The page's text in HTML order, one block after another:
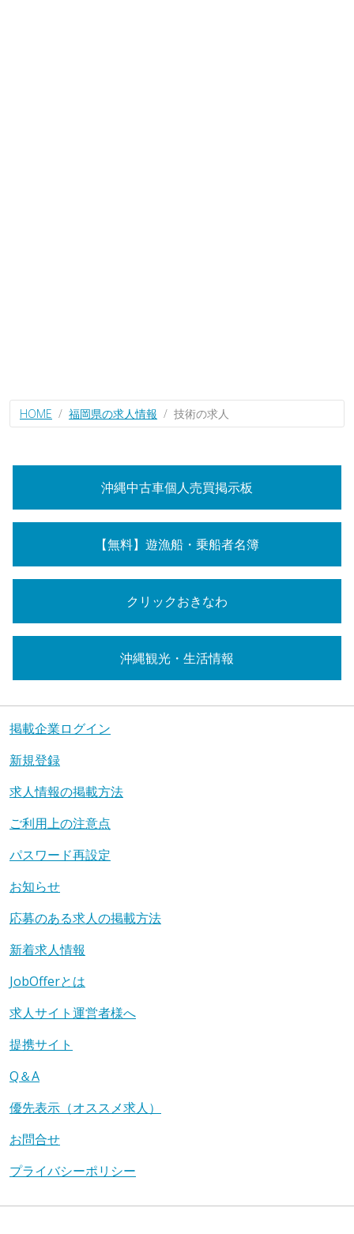
HOME 福岡県の求人情報 技術の求人
沖縄中古車個人売買掲示板
【無料】遊漁船・乗船者名簿
クリックおきなわ
沖縄観光・生活情報
掲載企業ログイン
新規登録
求人情報の掲載方法
ご利用上の注意点
パスワード再設定
お知らせ
応募のある求人の掲載方法
新着求人情報
JobOfferとは
求人サイト運営者様へ
提携サイト
Q＆A
優先表示（オススメ求人）
お問合せ
プライバシーポリシー